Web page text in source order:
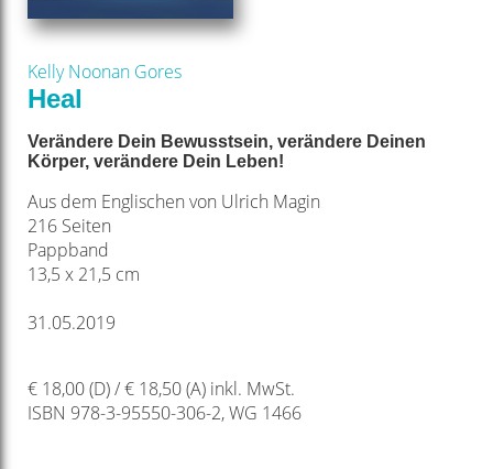
Kelly Noonan Gores
Heal
Verändere Dein Bewusstsein, verändere Deinen
Körper, verändere Dein Leben!
Aus dem Englischen von Ulrich Magin
216 Seiten
Pappband
13,5 x 21,5 cm
31.05.2019
€ 18,00 (D) / € 18,50 (A) inkl. MwSt.
ISBN 978-3-95550-306-2, WG 1466